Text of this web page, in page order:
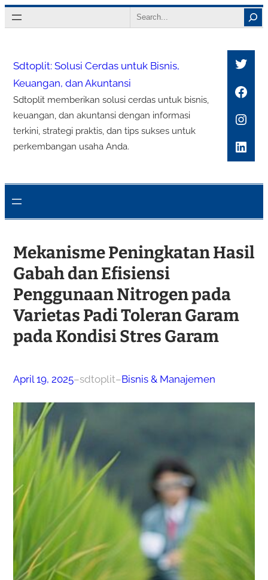
Lewati
ke
Search
Sdtoplit: Solusi Cerdas untuk Bisnis,
Keuangan, dan Akuntansi
Sdtoplit memberikan solusi cerdas untuk bisnis,
keuangan, dan akuntansi dengan informasi
terkini, strategi praktis, dan tips sukses untuk
perkembangan usaha Anda.
Mekanisme Peningkatan Hasil
Gabah dan Efisiensi
Penggunaan Nitrogen pada
Varietas Padi Toleran Garam
pada Kondisi Stres Garam
April 19, 2025–sdtoplit–Bisnis & Manajemen